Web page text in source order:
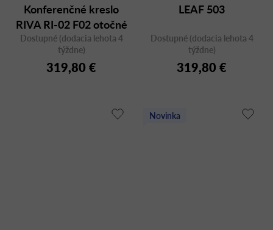
Konferenčné kreslo
RIVA RI-02 F02 otočné
Dostupné (dodacia lehota 4
týždne)
319,80 €
LEAF 503
Dostupné (dodacia lehota 4
týždne)
319,80 €
Novinka